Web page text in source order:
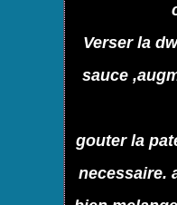
Verser la
sauce
gouter la
necessaire.